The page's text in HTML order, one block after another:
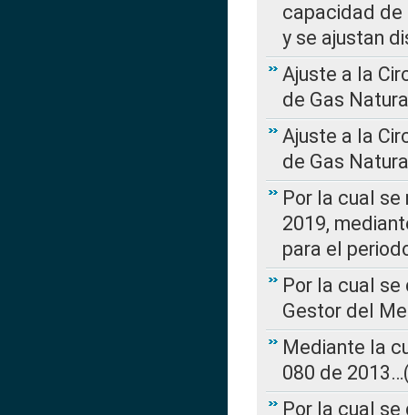
capacidad de
y se ajustan
Ajuste a la
de Gas
Ajuste a la
de Gas
Por la cual se
2019,
para el
Por la cual
Gestor del
Mediante la
080 de
Por la cual